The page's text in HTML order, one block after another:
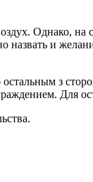
Однако, на
и
з
Для